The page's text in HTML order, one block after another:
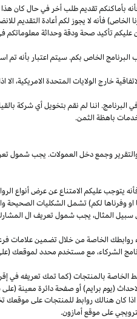
بأماكنكم تقديم طلب أخر في حال كان
الخاص)فأنه لا يجوز لكم أعادة التقديم
عليكم تأكيد صحة ودقة وحداثة معلوماتكم
الخاص بكم. سيتم اعتبار بأنه تم
خارج الولايات المتحدة الامريكية، الا اذا
اننا لم نقم بتخويل أي شركة
باهظة الثمن.
والتقرير وجمع دخل العمولات. يجب
يتوجب عليكم الامتناع عن عرض أنواع
او وفرناها لكم) تشمل الشكليات الصحيحة
سبيل المثال، يجب شمول تعريف ال
روابطك الخاصة من خلال تضمين علامات
الشركاء، مع مستخدم محدد لموقعك
الخاصة بالمنتجات (كما تمك تعريفه في
(يوم برايم) أو صفحة دائرة معينة (على
اذا كان هنالك روابط للمنتجات على